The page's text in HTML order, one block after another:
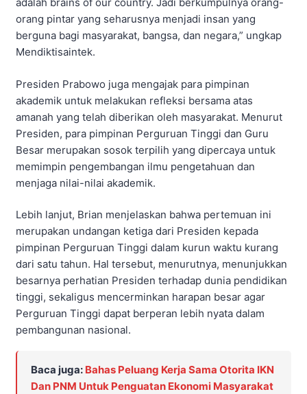
orang pintar yang seharusnya menjadi insan yang
berguna bagi masyarakat, bangsa, dan negara,” ungkap
Mendiktisaintek.
Presiden Prabowo juga mengajak para pimpinan
akademik untuk melakukan refleksi bersama atas
amanah yang telah diberikan oleh masyarakat. Menurut
Presiden, para pimpinan Perguruan Tinggi dan Guru
Besar merupakan sosok terpilih yang dipercaya untuk
memimpin pengembangan ilmu pengetahuan dan
menjaga nilai-nilai akademik.
Lebih lanjut, Brian menjelaskan bahwa pertemuan ini
merupakan undangan ketiga dari Presiden kepada
pimpinan Perguruan Tinggi dalam kurun waktu kurang
dari satu tahun. Hal tersebut, menurutnya, menunjukkan
besarnya perhatian Presiden terhadap dunia pendidikan
tinggi, sekaligus mencerminkan harapan besar agar
Perguruan Tinggi dapat berperan lebih nyata dalam
pembangunan nasional.
Baca juga: Bahas Peluang Kerja Sama Otorita IKN
Dan PNM Untuk Penguatan Ekonomi Masyarakat